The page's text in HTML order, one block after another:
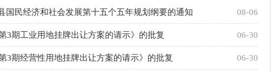
国民经济和社会发展第十五个五年规划纲要的通知 08-06
3期工业用地挂牌出让方案的请示》的批复 06-30
3期经营性用地挂牌出让方案的请示》的批复 06-30